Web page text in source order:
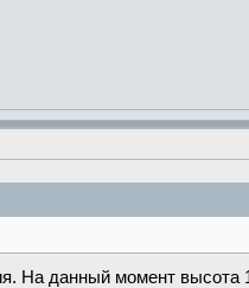
На данный момент высота